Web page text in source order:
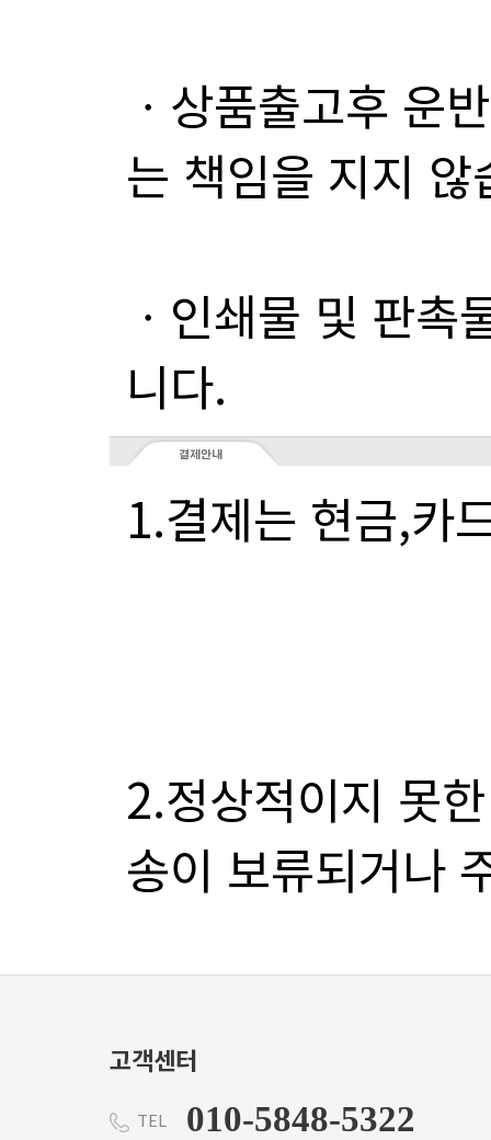
는 책임을 지지 않
니다.
1.결제는 현금,카
송이 보류되거나
고객센터
TEL 010-5848-5322